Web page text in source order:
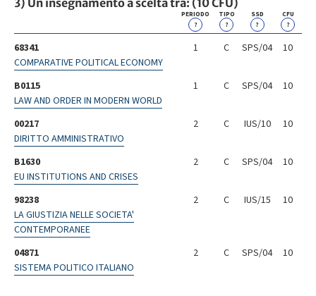
3) Un insegnamento a scelta tra: (10 CFU)
PERIODO
?
TIPO
?
SSD
?
CFU
?
68341
COMPARATIVE POLITICAL ECONOMY
1 C SPS/04 10
B0115
LAW AND ORDER IN MODERN WORLD
1 C SPS/04 10
00217
DIRITTO AMMINISTRATIVO
2 C IUS/10 10
B1630
EU INSTITUTIONS AND CRISES
2 C SPS/04 10
98238
LA GIUSTIZIA NELLE SOCIETA'
CONTEMPORANEE
2 C IUS/15 10
04871
SISTEMA POLITICO ITALIANO
2 C SPS/04 10